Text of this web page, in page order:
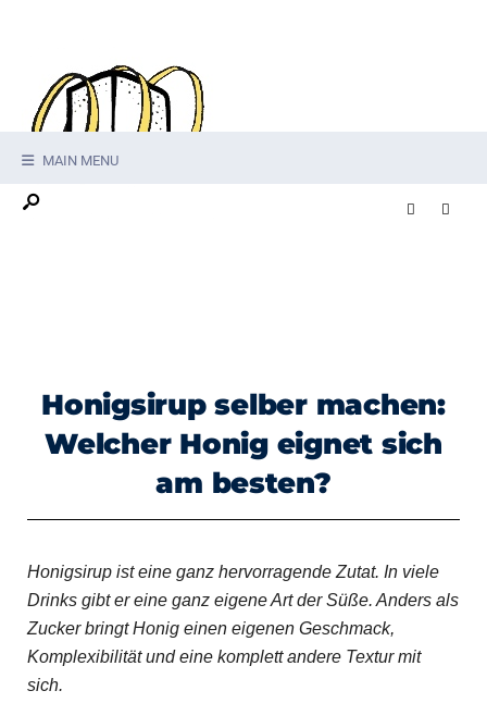
MAIN MENU
Honigsirup selber machen:
Welcher Honig eignet sich
am besten?
Honigsirup ist eine ganz hervorragende Zutat. In viele
Drinks gibt er eine ganz eigene Art der Süße. Anders als
Zucker bringt Honig einen eigenen Geschmack,
Komplexibilität und eine komplett andere Textur mit
sich.